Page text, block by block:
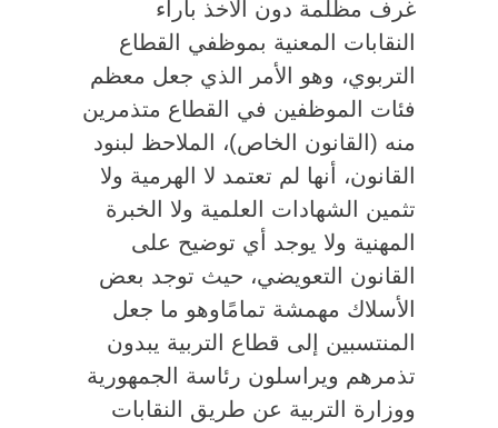
غرف مظلمة دون الأخذ بآراء
النقابات المعنية بموظفي القطاع
التربوي، وهو الأمر الذي جعل معظم
فئات الموظفين في القطاع متذمرين
منه (القانون الخاص)، الملاحظ لبنود
القانون، أنها لم تعتمد لا الهرمية ولا
تثمين الشهادات العلمية ولا الخبرة
المهنية ولا يوجد أي توضيح على
القانون التعويضي، حيث توجد بعض
الأسلاك مهمشة تمامًاوهو ما جعل
المنتسبين إلى قطاع التربية يبدون
تذمرهم ويراسلون رئاسة الجمهورية
ووزارة التربية عن طريق النقابات